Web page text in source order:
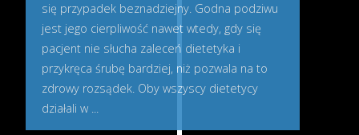
się przypadek beznadziejny. Godna podziwu
jest jego cierpliwość nawet wtedy, gdy się
pacjent nie słucha zaleceń dietetyka i
przykręca śrubę bardziej, niż pozwala na to
zdrowy rozsądek. Oby wszyscy dietetycy
działali w ...